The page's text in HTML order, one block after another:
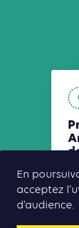
En
acceptez
d’audience.